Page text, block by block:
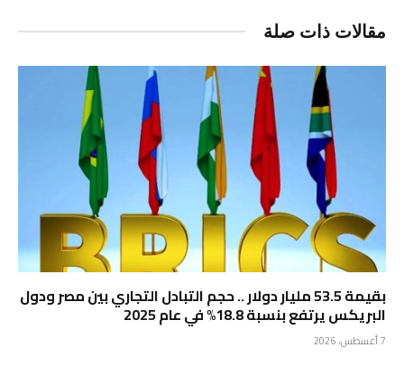
مقالات ذات صلة
بقيمة 53.5 مليار دولار .. حجم التبادل التجاري بين مصر ودول
البريكس يرتفع بنسبة 18.8% في عام 2025
7 أغسطس، 2026